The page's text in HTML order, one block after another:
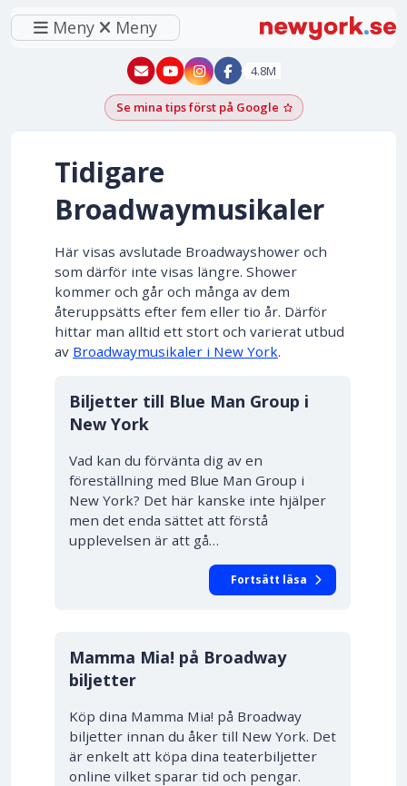
Meny Meny
New York - YouTube
New York - Instagram
4.8M
Se mina tips först på GoogleLägg till som
Tidigare
Broadwaymusikaler
Här visas avslutade Broadwayshower och
som därför inte visas längre. Shower
kommer och går och många av dem
återuppsätts efter fem eller tio år. Därför
hittar man alltid ett stort och varierat utbud
av Broadwaymusikaler i New York.
Biljetter till Blue Man Group i
New York
Vad kan du förvänta dig av en
föreställning med Blue Man Group i
New York? Det här kanske inte hjälper
men det enda sättet att förstå
upplevelsen är att gå…
Fortsätt läsa
Mamma Mia! på Broadway
biljetter
Köp dina Mamma Mia! på Broadway
biljetter innan du åker till New York. Det
är enkelt att köpa dina teaterbiljetter
online vilket sparar tid och pengar.